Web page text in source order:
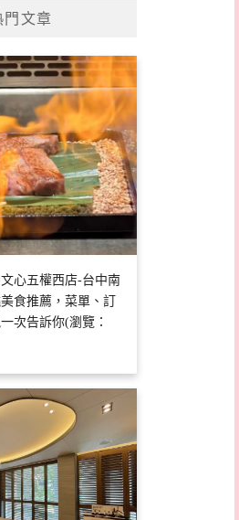
文章
心五權西店-台中南
食推薦，菜單、訂
次告訴你(瀏覽：